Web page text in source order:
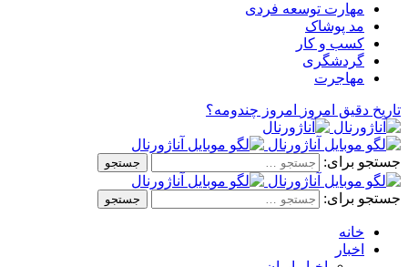
مهارت توسعه فردی
مد پوشاک
کسب و کار
گردشگری
مهاجرت
تاریخ دقیق امروز امروز چندومه؟
جستجو برای:
جستجو برای:
خانه
اخبار